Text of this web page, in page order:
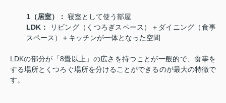
1（居室）： 寝室として使う部屋
LDK：
リビング（くつろぎスペース）＋ダイニング（食事
スペース）＋キッチンが一体となった空間
LDKの部分が「8畳以上」の広さを持つことが一般的で、食事を
する場所とくつろぐ場所を分けることができるのが最大の特徴で
す。